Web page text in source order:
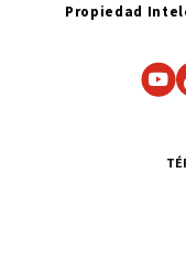
Propiedad